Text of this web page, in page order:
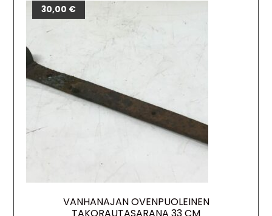
VANHANAJAN OVENPUOLEINEN
TAKORAUTASARANA 33 CM
30,00 €